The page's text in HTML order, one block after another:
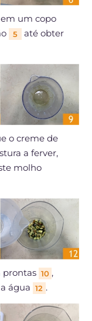
um copo
5
até obter
o creme de
a ferver,
molho
prontas 10 ,
água 12 .